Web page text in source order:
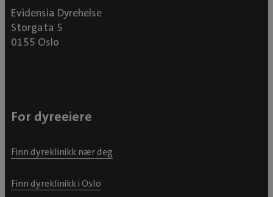
Evidensia Dyrehelse
Storgata 5
0155 Oslo
For dyreeiere
Finn dyreklinikk nær deg
Finn dyreklinikk i Oslo